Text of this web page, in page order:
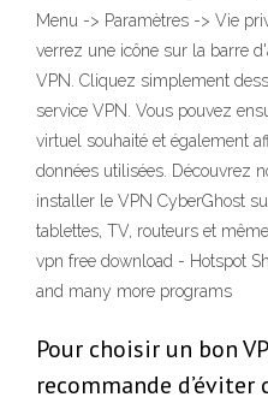
Menu -> Paramètres -> Vie
verrez une icône sur la barre
VPN. Cliquez simplement
service VPN. Vous pouvez
virtuel souhaité et également
données utilisées. Découvrez
installer le VPN CyberGhost
tablettes, TV, routeurs et
vpn free download - Hotspot
and many more programs
Pour choisir un bon
recommande